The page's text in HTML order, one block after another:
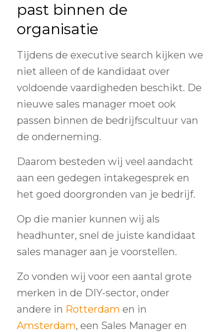
past binnen de
organisatie
Tijdens de executive search kijken we
niet alleen of de kandidaat over
voldoende vaardigheden beschikt. De
nieuwe sales manager moet ook
passen binnen de bedrijfscultuur van
de onderneming.
Daarom besteden wij veel aandacht
aan een gedegen intakegesprek en
het goed doorgronden van je bedrijf.
Op die manier kunnen wij als
headhunter, snel de juiste kandidaat
sales manager aan je voorstellen.
Zo vonden wij voor een aantal grote
merken in de DIY-sector, onder
andere in Rotterdam en in
Amsterdam, een Sales Manager en